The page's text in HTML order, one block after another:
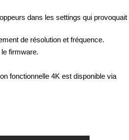
dans les settings qui provoquait
de résolution et fréquence.
firmware.
fonctionnelle 4K est disponible via